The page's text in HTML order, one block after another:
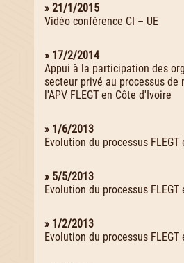
» 21/1/2015
Vidéo conférence CI – UE
» 17/2/2014
Appui à la participation des
secteur privé au processus de
l'APV FLEGT en Côte d'Ivoire
» 1/6/2013
Evolution du processus
» 5/5/2013
Evolution du processus
» 1/2/2013
Evolution du processus